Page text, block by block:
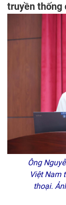
truyền thống
Ông
Việt Nam
thoại.